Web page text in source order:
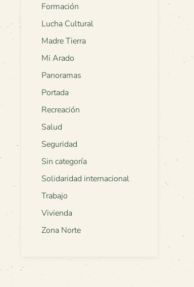
Formación
Lucha Cultural
Madre Tierra
Mi Arado
Panoramas
Portada
Recreación
Salud
Seguridad
Sin categoría
Solidaridad internacional
Trabajo
Vivienda
Zona Norte